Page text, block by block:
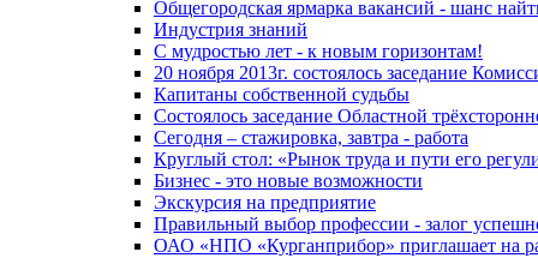
Общегородская ярмарка вакансий - шанс
Индустрия знаний
С мудростью лет - к новым горизонтам!
20 ноября 2013г. состоялось заседание
Капитаны собственной судьбы
Состоялось заседание Областной
Сегодня – стажировка, завтра - работа
Круглый стол: «Рынок труда и пути его
Бизнес - это новые возможности
Экскурсия на предприятие
Правильный выбор профессии - залог
ОАО «НПО «Курганприбор» приглашает на